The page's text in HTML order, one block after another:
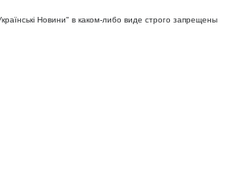
Новини" в каком-либо виде строго запрещены